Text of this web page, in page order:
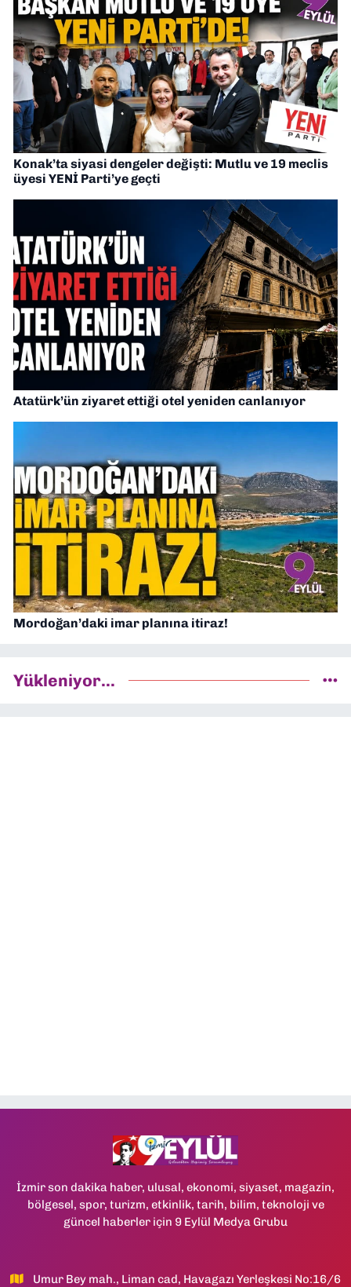
Konak’ta siyasi dengeler değişti: Mutlu ve 19 meclis
üyesi YENİ Parti’ye geçti
Atatürk’ün ziyaret ettiği otel yeniden canlanıyor
Mordoğan’daki imar planına itiraz!
Yükleniyor...
İzmir son dakika haber, ulusal, ekonomi, siyaset, magazin,
bölgesel, spor, turizm, etkinlik, tarih, bilim, teknoloji ve
güncel haberler için 9 Eylül Medya Grubu
Umur Bey mah., Liman cad, Havagazı Yerleşkesi No:16/6